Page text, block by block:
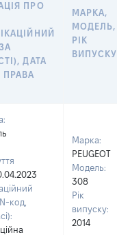
ПРО
ДАТА
ПРАВА
МАРКА,
МОДЕЛЬ,
РІК
ВИПУСКУ
код,
Марка:
PEUGEOT
Модель:
308
Рік
випуску:
2014